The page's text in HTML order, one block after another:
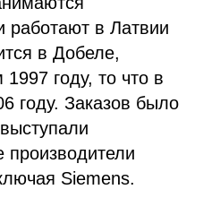
работают в Латвии
в Добеле,
году, то что в
году. Заказов было
Siemens.